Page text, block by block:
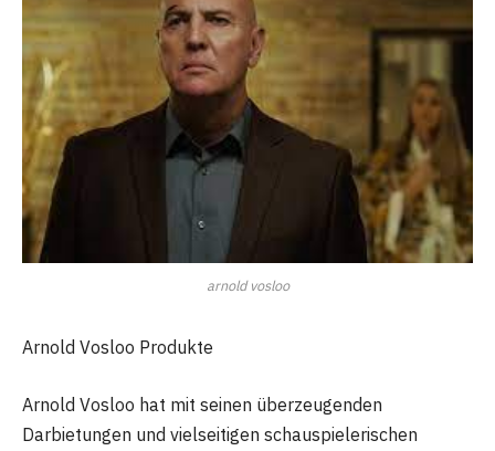
arnold vosloo
Arnold Vosloo Produkte
Arnold Vosloo hat mit seinen überzeugenden
Darbietungen und vielseitigen schauspielerischen